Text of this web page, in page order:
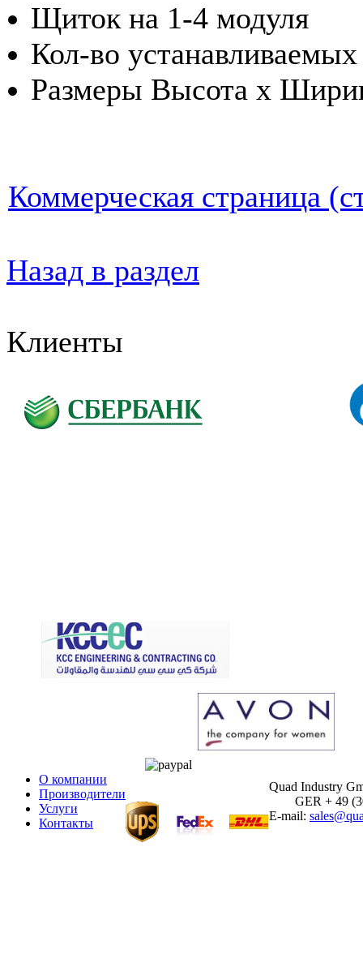
Щиток на 1-4 модуля
Кол-во
Размеры Высота х
Коммерческая страница
Назад в раздел
Клиенты
О компании
Производители
Услуги
Контакты
Quad Industry
GER + 49
E-mail: